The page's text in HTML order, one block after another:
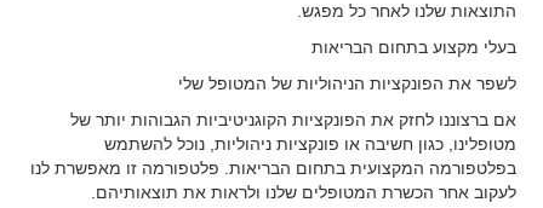
התוצאות שלנו לאחר כל מפגש.
בעלי מקצוע בתחום הבריאות
לשפר את הפונקציות הניהוליות של המטופל שלי
אם ברצוננו לחזק את הפונקציות הקוגניטיביות הגבוהות יותר של
מטופלינו, כגון חשיבה או פונקציות ניהוליות, נוכל להשתמש
בפלטפורמה המקצועית בתחום הבריאות. פלטפורמה זו מאפשרת לנו
לעקוב אחר הכשרת המטופלים שלנו ולראות את תוצאותיהם.